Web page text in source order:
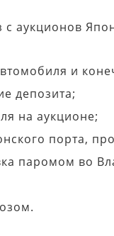
аукционов
и
депозита;
на аукционе;
порта,
паромом во